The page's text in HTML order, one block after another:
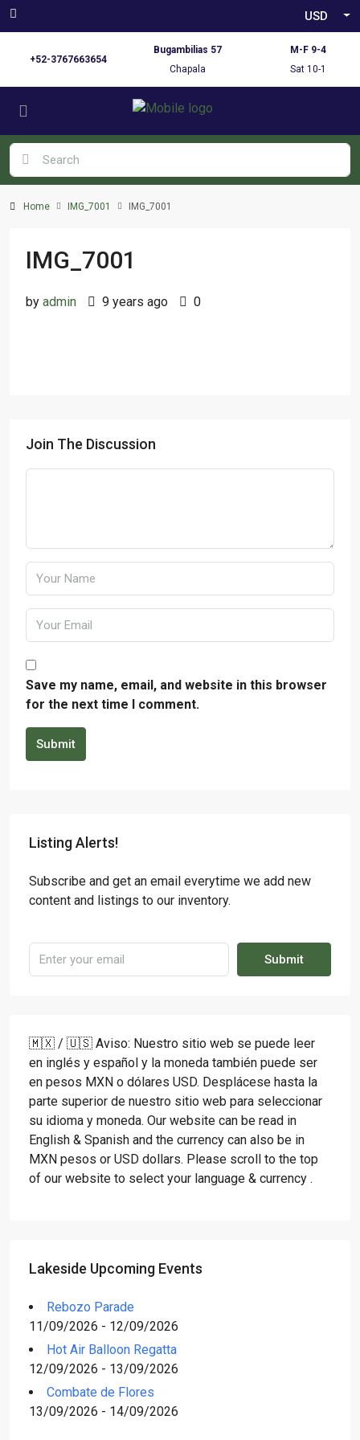
USD
+52-3767663654
Bugambilias 57
Chapala
M-F 9-4
Sat 10-1
Home IMG_7001 IMG_7001
IMG_7001
by admin 9 years ago 0
Join The Discussion
Save my name, email, and website in this browser
for the next time I comment.
Submit
Listing Alerts!
Subscribe and get an email everytime we add new
content and listings to our inventory.
Submit
🇲🇽 / 🇺🇸 Aviso: Nuestro sitio web se puede leer
en inglés y español y la moneda también puede ser
en pesos MXN o dólares USD. Desplácese hasta la
parte superior de nuestro sitio web para seleccionar
su idioma y moneda. Our website can be read in
English & Spanish and the currency can also be in
MXN pesos or USD dollars. Please scroll to the top
of our website to select your language & currency .
Lakeside Upcoming Events
Rebozo Parade
11/09/2026 - 12/09/2026
Hot Air Balloon Regatta
12/09/2026 - 13/09/2026
Combate de Flores
13/09/2026 - 14/09/2026